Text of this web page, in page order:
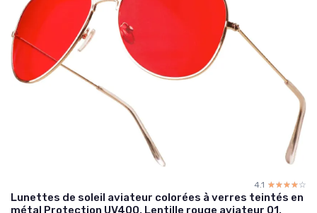
4.1 ☆☆☆☆☆
★★★★★
Lunettes de soleil aviateur colorées à verres teintés en
métal Protection UV400, Lentille rouge aviateur 01,